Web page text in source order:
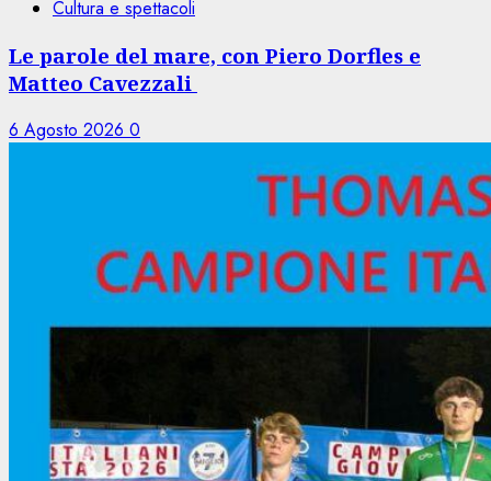
Cultura e spettacoli
Le parole del mare, con Piero Dorfles e
Matteo Cavezzali
6 Agosto 2026 0